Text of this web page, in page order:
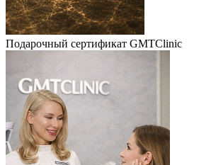
Подарочный сертификат GMTClinic